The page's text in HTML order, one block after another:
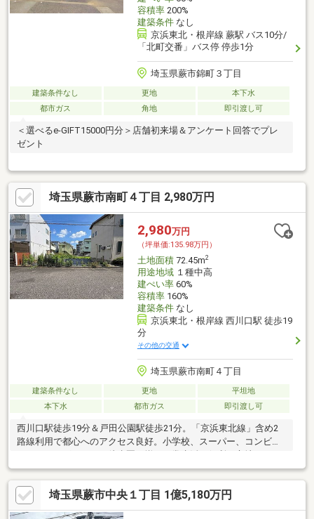
容積率200%
建築条件なし
京浜東北・根岸線 蕨駅 バス10分/
「北町交番」バス停 停歩1分
埼玉県蕨市錦町３丁目
建築条件なし 更地
本下水
都市ガス
角地 即引渡し可
＜選べるe-GIFT15000円分＞店舗初来場＆アンケート回答でプレ
ゼント
埼玉県蕨市南町４丁目 2,980万円
2,980万円
（坪単価:135.98万円）
土地面積72.45m2
用途地域１種中高
建ぺい率60%
容積率160%
建築条件なし
京浜東北・根岸線 西川口駅 徒歩19
分
その他の交通
埼玉県蕨市南町４丁目
建築条件なし 更地
平坦地
本下水
都市ガス 即引渡し可
西川口駅徒歩19分＆戸田公園駅徒歩21分。「京浜東北線」含め2
路線利用で都心へのアクセス良好。小学校、スーパー、コンビ
埼玉県蕨市中央１丁目 1億5,180万円